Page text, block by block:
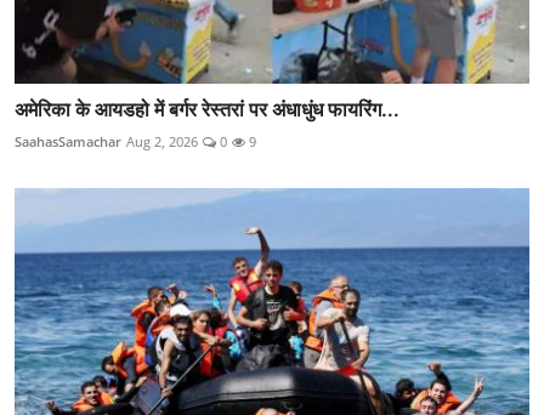
अमेरिका के आयडहो में बर्गर रेस्तरां पर अंधाधुंध फायरिंग...
SaahasSamachar Aug 2, 2026 0 9